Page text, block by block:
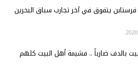
1".. فرستابن يتفوق في آخر تجارب سباق البحرين
بالدف ضارباً .. فشيمة أهل البيت كلهم